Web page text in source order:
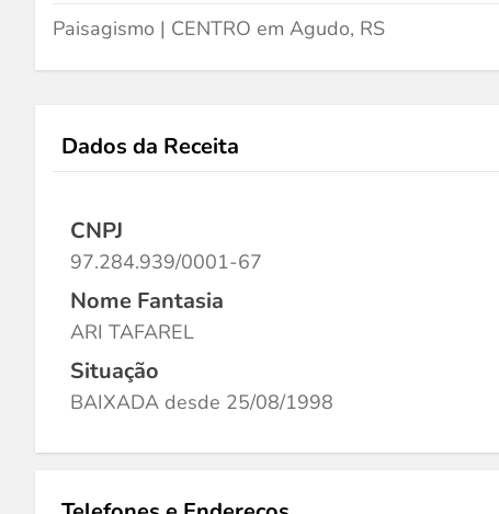
Paisagismo | CENTRO em Agudo, RS
Dados da Receita
CNPJ
97.284.939/0001-67
Nome Fantasia
ARI TAFAREL
Situação
BAIXADA desde 25/08/1998